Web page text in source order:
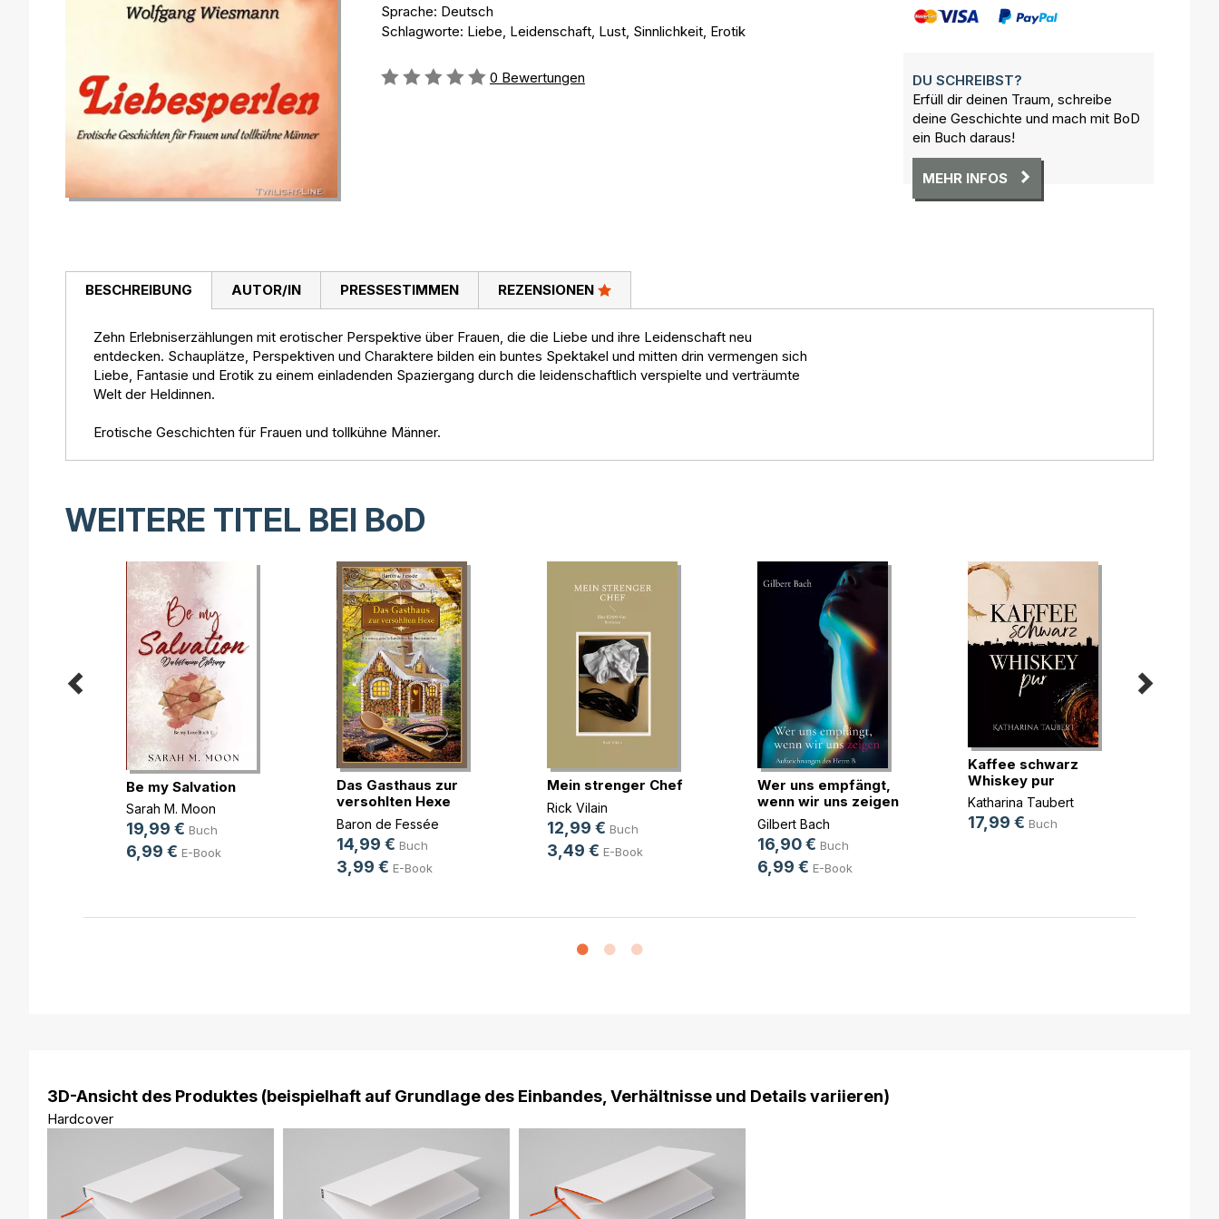
Sprache: Deutsch
Schlagworte: Liebe, Leidenschaft, Lust, Sinnlichkeit, Erotik
Bewertung::
0 Bewertungen
DU SCHREIBST?
Erfüll dir deinen Traum, schreibe
deine Geschichte und mach mit BoD
ein Buch daraus!
MEHR INFOS
BESCHREIBUNG
Zehn Erlebniserzählungen mit erotischer Perspektive über Frauen, die die Liebe und ihre Leidenschaft neu
entdecken. Schauplätze, Perspektiven und Charaktere bilden ein buntes Spektakel und mitten drin vermengen sich
Liebe, Fantasie und Erotik zu einem einladenden Spaziergang durch die leidenschaftlich verspielte und verträumte
Welt der Heldinnen.
Erotische Geschichten für Frauen und tollkühne Männer.
AUTOR/IN PRESSESTIMMEN REZENSIONEN
WEITERE TITEL BEI BoD
Be my Salvation
Sarah M. Moon
19,99 € Buch
6,99 € E-Book
Das Gasthaus zur
versohlten Hexe
Baron de Fessée
14,99 € Buch
3,99 € E-Book
Mein strenger Chef
Rick Vilain
12,99 € Buch
3,49 € E-Book
Wer uns empfängt,
wenn wir uns zeigen
Gilbert Bach
16,90 € Buch
6,99 € E-Book
Kaffee schwarz
Whiskey pur
Katharina Taubert
17,99 € Buch
3D-Ansicht des Produktes (beispielhaft auf Grundlage des Einbandes, Verhältnisse und Details variieren)
Hardcover